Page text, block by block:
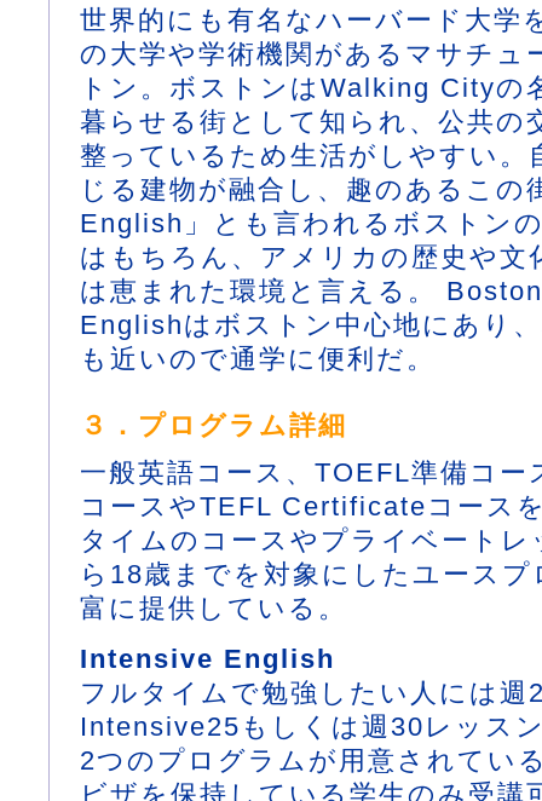
世界的にも有名なハーバード大学
の大学や学術機関があるマサチュ
トン。ボストンはWalking Cityの
暮らせる街として知られ、公共の
整っているため生活がしやすい。
じる建物が融合し、趣のあるこの
English」とも言われるボストン
はもちろん、アメリカの歴史や文
は恵まれた環境と言える。
Englishはボストン中心地にあり
も近いので通学に便利だ。
３．プログラム詳細
一般英語コース、TOEFL準備コー
コースやTEFL Certificateコース
タイムのコースやプライベートレ
ら18歳までを対象にしたユース
富に提供している。
Intensive English
フルタイムで勉強したい人には週
Intensive25もしくは週30レッス
2つのプログラムが用意されてい
ビザを保持している学生のみ受講